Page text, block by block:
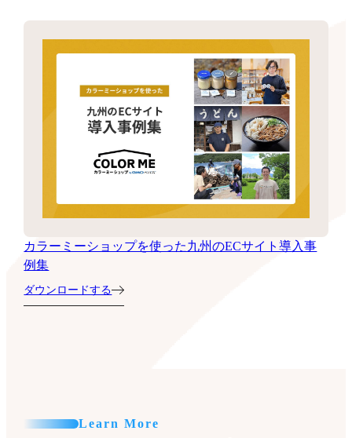
カラーミーショップを使った九州のECサイト導入事
例集
ダウンロードする
Learn More